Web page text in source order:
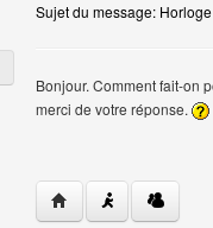
l'utilisateur
Sujet du message:
Bonjour. Comment fait-on
merci de votre réponse.
Visiter le site web